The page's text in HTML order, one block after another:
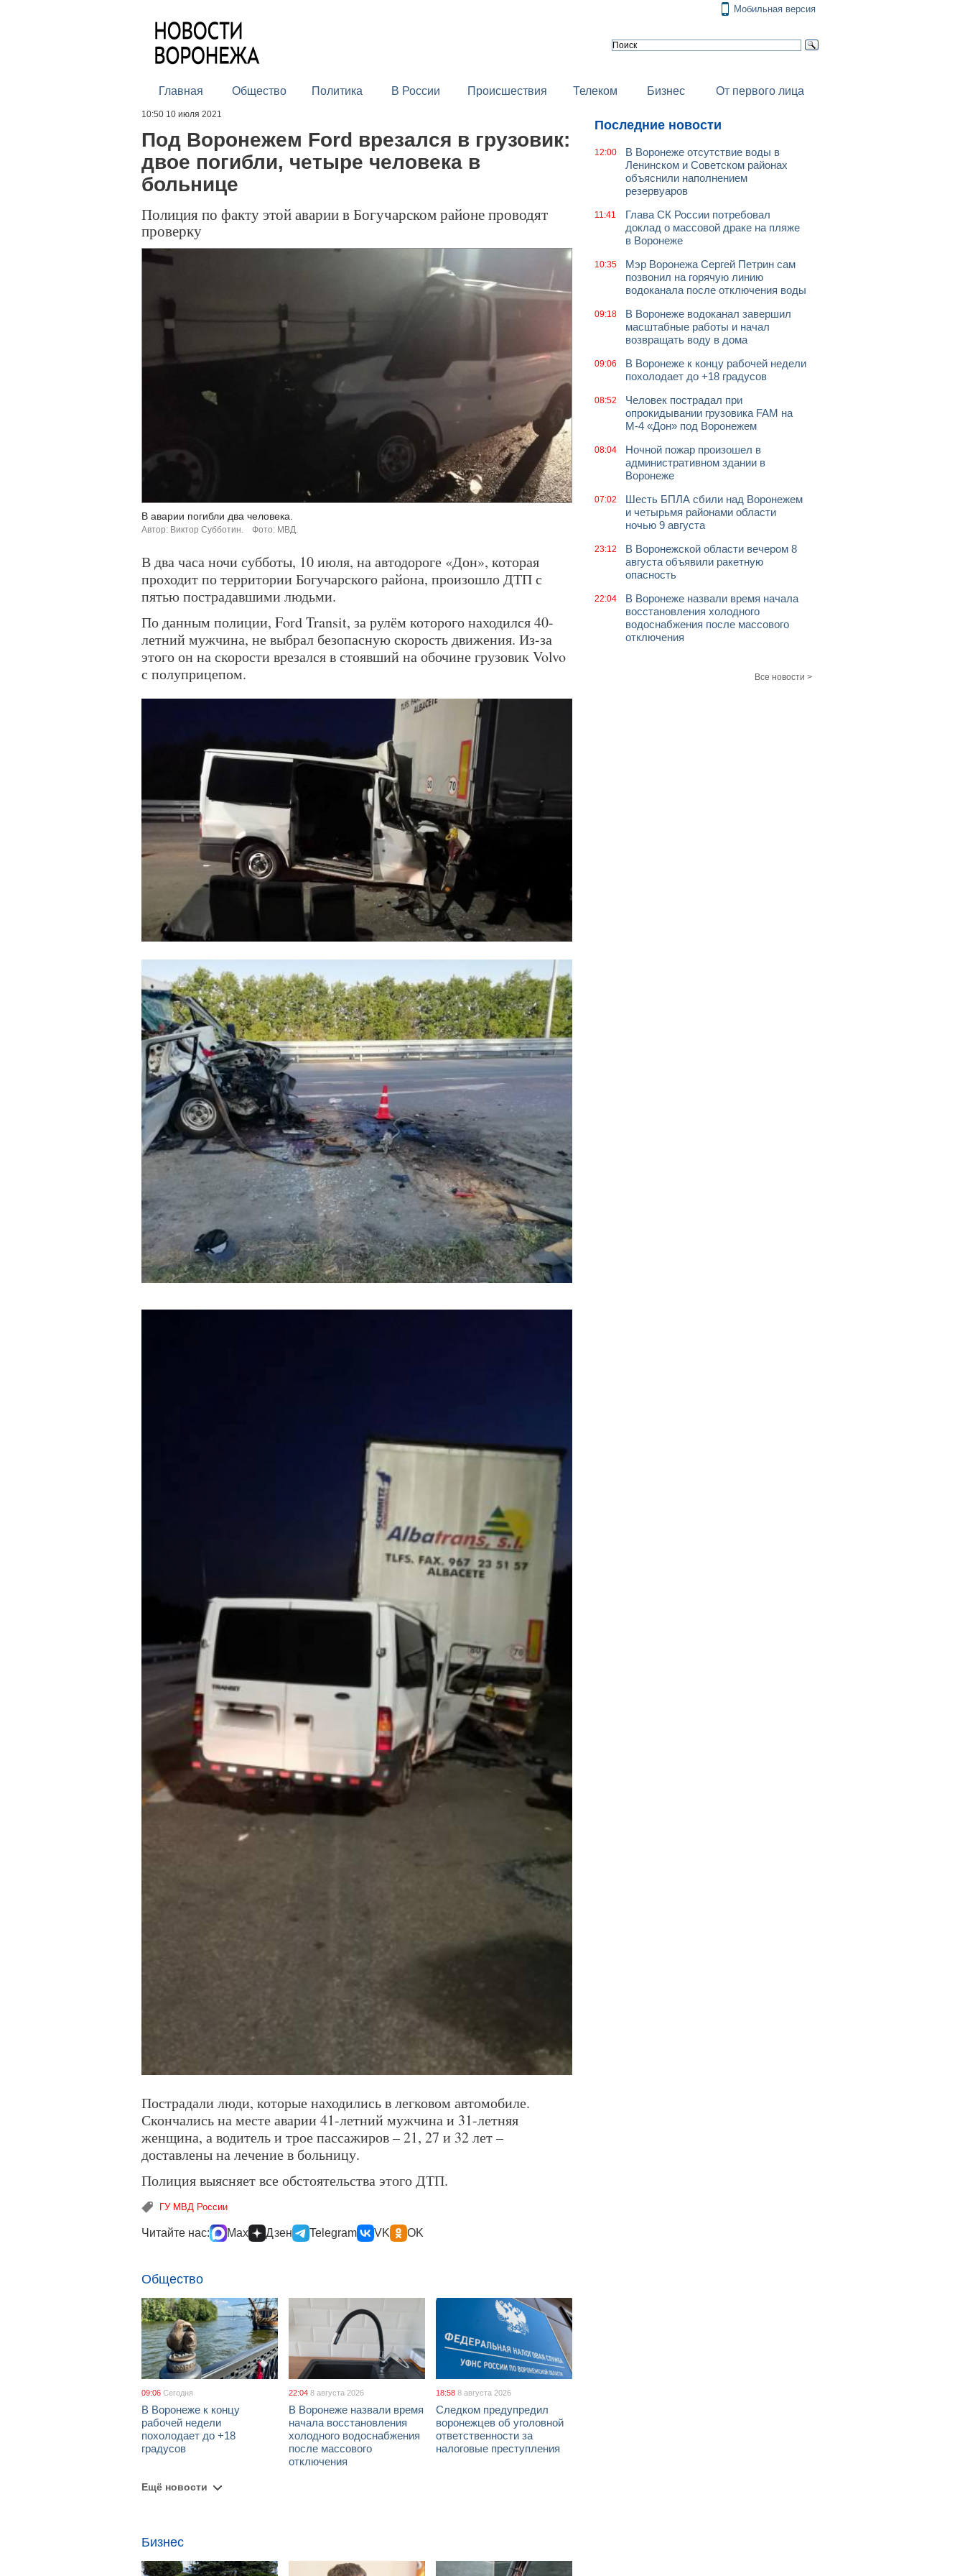
Мобильная версия
Главная Общество Политика В России Происшествия Телеком Бизнес От первого лица
10:50 10 июля 2021
Под Воронежем Ford врезался в грузовик:
двое погибли, четыре человека в
больнице
Полиция по факту этой аварии в Богучарском районе проводят
проверку
В аварии погибли два человека.
Автор: Виктор Субботин. Фото: МВД.
В два часа ночи субботы, 10 июля, на автодороге «Дон», которая
проходит по территории Богучарского района, произошло ДТП с
пятью пострадавшими людьми.
По данным полиции, Ford Transit, за рулём которого находился 40-
летний мужчина, не выбрал безопасную скорость движения. Из-за
этого он на скорости врезался в стоявший на обочине грузовик Volvo
с полуприцепом.
Пострадали люди, которые находились в легковом автомобиле.
Скончались на месте аварии 41-летний мужчина и 31-летняя
женщина, а водитель и трое пассажиров – 21, 27 и 32 лет –
доставлены на лечение в больницу.
Полиция выясняет все обстоятельства этого ДТП.
ГУ МВД России
Читайте нас: Max Дзен Telegram VK OK
Общество
09:06 Сегодня
В Воронеже к концу
рабочей недели
похолодает до +18
градусов
22:04 8 августа 2026
В Воронеже назвали время
начала восстановления
холодного водоснабжения
после массового
отключения
18:58 8 августа 2026
Следком предупредил
воронежцев об уголовной
ответственности за
налоговые преступления
Ещё новости
Бизнес
Последние новости
12:00
В Воронеже отсутствие воды в
Ленинском и Советском районах
объяснили наполнением
резервуаров
11:41
Глава СК России потребовал
доклад о массовой драке на пляже
в Воронеже
10:35
Мэр Воронежа Сергей Петрин сам
позвонил на горячую линию
водоканала после отключения воды
09:18
В Воронеже водоканал завершил
масштабные работы и начал
возвращать воду в дома
09:06
В Воронеже к концу рабочей недели
похолодает до +18 градусов
08:52
Человек пострадал при
опрокидывании грузовика FAM на
М-4 «Дон» под Воронежем
08:04
Ночной пожар произошел в
административном здании в
Воронеже
07:02
Шесть БПЛА сбили над Воронежем
и четырьмя районами области
ночью 9 августа
23:12
В Воронежской области вечером 8
августа объявили ракетную
опасность
22:04
В Воронеже назвали время начала
восстановления холодного
водоснабжения после массового
отключения
Все новости >